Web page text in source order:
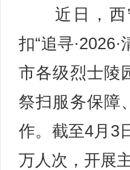
近日，西
扣“追寻
市各级烈士陵
祭扫服务保障
作。截至4月3
万人次，开展